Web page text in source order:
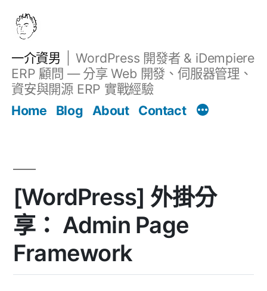
一介資男
WordPress 開發者 & iDempiere
ERP 顧問 — 分享 Web 開發、伺服器管理、
資安與開源 ERP 實戰經驗
Home
Blog About Contact
[WordPress] 外掛分
享： Admin Page
Framework
文章 Filter